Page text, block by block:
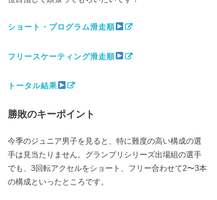
ショート・プログラム滑走順
フリースケーティング滑走順
トータル結果
勝敗のキーポイント
今季のジュニア男子を見ると、特に難度の高い構成の選
手は見当たりません。グランプリシリーズ出場組の選手
でも、3回転アクセルをショート、フリー合わせて2〜3本
の構成といったところです。